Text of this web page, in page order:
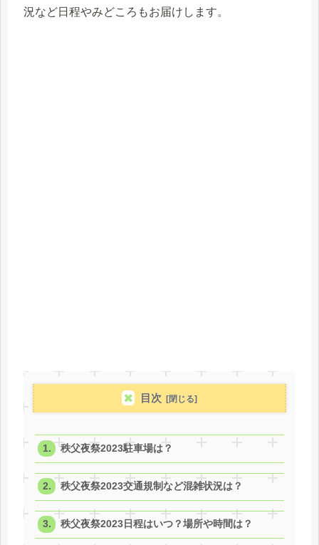
況など日程やみどころもお届けします。
目次
秩父夜祭2023駐車場は？
秩父夜祭2023交通規制など混雑状況は？
秩父夜祭2023日程はいつ？場所や時間は？